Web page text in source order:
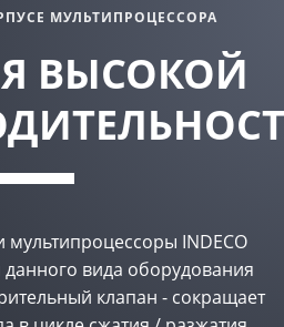
МУЛЬТИПРОЦЕССОРА
ВЫСОКОЙ
мультипроцессоры INDECO
вида оборудования
клапан - сокращает